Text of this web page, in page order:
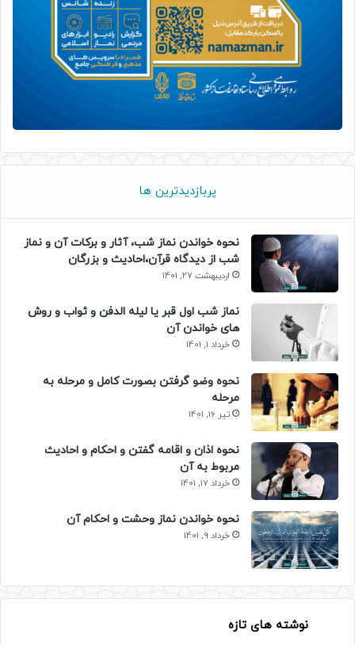
پربازدیدترین ها
نحوه خواندن نماز شب، آثار و برکات آن و نماز
شب از دیدگاه قرآن،احادیث و بزرگان
اردیبهشت 27, 1401
نماز شب اول قبر یا لیله الدفن و ثواب و روش
های خواندن آن
خرداد 1, 1401
نحوه وضو گرفتن بصورت کامل و مرحله به
مرحله
تیر 16, 1401
نحوه اذان و اقامه گفتن و احکام و احادیث
مربوط به آن
خرداد 17, 1401
نحوه خواندن نماز وحشت و احکام آن
خرداد 9, 1401
نوشته های تازه